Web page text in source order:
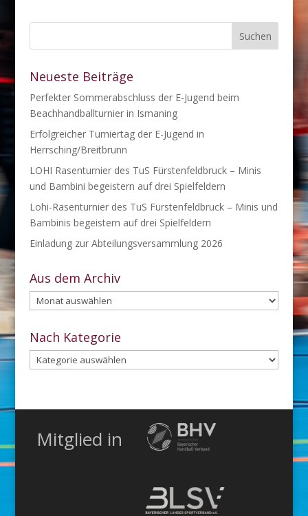
Neueste Beiträge
Perfekter Sommerabschluss der E-Jugend beim
Beachhandballturnier in Ismaning
Erfolgreicher Turniertag der E-Jugend in
Herrsching/Breitbrunn
LOHI Rasenturnier des TuS Fürstenfeldbruck – Minis
und Bambini begeistern auf drei Spielfeldern
Lohi-Rasenturnier des TuS Fürstenfeldbruck – Minis und
Bambinis begeistern auf drei Spielfeldern
Einladung zur Abteilungsversammlung 2026
Aus dem Archiv
Aus
dem
Archiv
Nach Kategorie
Nach
Kategorie
Mitglied in